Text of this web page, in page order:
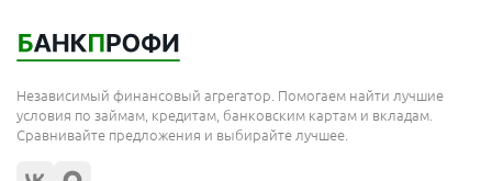
Независимый финансовый агрегатор. Помогаем найти лучшие
условия по займам, кредитам, банковским картам и вкладам.
Сравнивайте предложения и выбирайте лучшее.